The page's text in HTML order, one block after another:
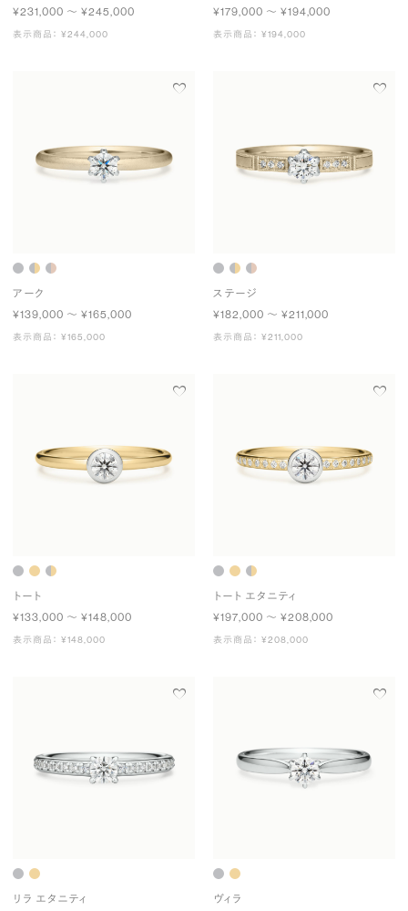
¥231,000 〜 ¥245,000
表示商品： ¥244,000
¥179,000 〜 ¥194,000
表示商品： ¥194,000
アーク
¥139,000 〜 ¥165,000
表示商品： ¥165,000
ステージ
¥182,000 〜 ¥211,000
表示商品： ¥211,000
トート
¥133,000 〜 ¥148,000
表示商品： ¥148,000
トート エタニティ
¥197,000 〜 ¥208,000
表示商品： ¥208,000
リラ エタニティ ヴィラ